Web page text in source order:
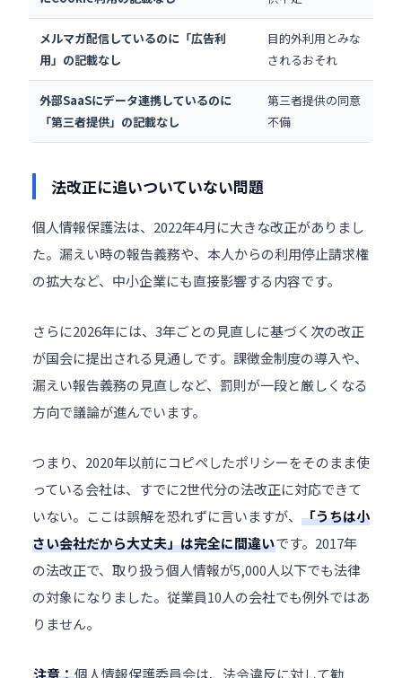
メルマガ配信しているのに「広告利
用」の記載なし
目的外利用とみな
されるおそれ
外部SaaSにデータ連携しているのに
「第三者提供」の記載なし
第三者提供の同意
不備
法改正に追いついていない問題
個人情報保護法は、2022年4月に大きな改正がありまし
た。漏えい時の報告義務や、本人からの利用停止請求権
の拡大など、中小企業にも直接影響する内容です。
さらに2026年には、3年ごとの見直しに基づく次の改正
が国会に提出される見通しです。課徴金制度の導入や、
漏えい報告義務の見直しなど、罰則が一段と厳しくなる
方向で議論が進んでいます。
つまり、2020年以前にコピペしたポリシーをそのまま使
っている会社は、すでに2世代分の法改正に対応できて
いない。ここは誤解を恐れずに言いますが、 「うちは小
さい会社だから大丈夫」は完全に間違いです。2017年
の法改正で、取り扱う個人情報が5,000人以下でも法律
の対象になりました。従業員10人の会社でも例外ではあ
りません。
注意：個人情報保護委員会は、法令違反に対して勧